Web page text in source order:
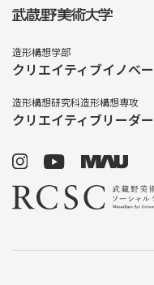
造形構想学部
クリエイティブイノベ
造形構想研究科造形構想専攻
クリエイティブリーダ